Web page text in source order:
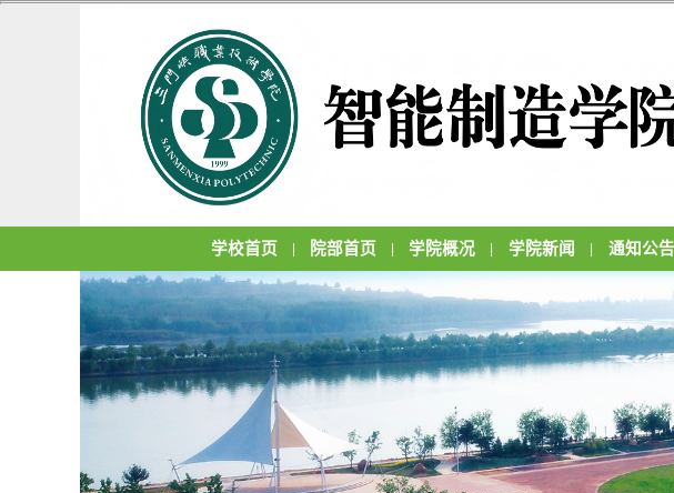
学校首页 院部首页 学院概况 学院新闻 通知公告